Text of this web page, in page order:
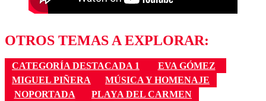
OTROS TEMAS A EXPLORAR:
CATEGORÍA DESTACADA 1
EVA GÓMEZ
MIGUEL PIÑERA
MÚSICA Y HOMENAJE
NOPORTADA
PLAYA DEL CARMEN